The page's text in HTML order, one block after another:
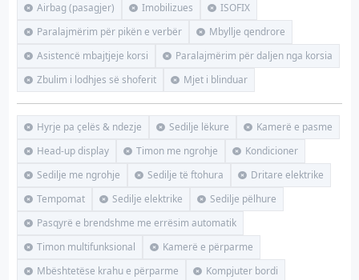
Airbag (pasagjer)
Imobilizues
ISOFIX
Paralajmërim për pikën e verbër
Mbyllje qendrore
Asistencë mbajtjeje korsi
Paralajmërim për daljen nga korsia
Zbulim i lodhjes së shoferit
Mjet i blinduar
Hyrje pa çelës & ndezje Sedilje lëkure
Kamerë e pasme
Head-up display
Timon me ngrohje
Kondicioner
Sedilje me ngrohje
Sedilje të ftohura
Dritare elektrike
Tempomat
Sedilje elektrike
Sedilje pëlhure
Pasqyrë e brendshme me errësim automatik
Timon multifunksional
Kamerë e përparme
Mbështetëse krahu e përparme
Kompjuter bordi